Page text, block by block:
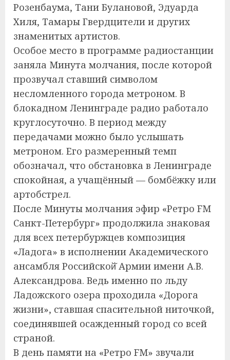
Розенбаума, Тани Булановой, Эдуарда
Хиля, Тамары Гвердцители и других
знаменитых артистов.
Особое место в программе радиостанции
заняла Минута молчания, после которой
прозвучал ставший символом
несломленного города метроном. В
блокадном Ленинграде радио работало
круглосуточно. В период между
передачами можно было услышать
метроном. Его размеренный темп
обозначал, что обстановка в Ленинграде
спокойная, а учащённый — бомбёжку или
артобстрел.
После Минуты молчания эфир «Ретро FM
Санкт-Петербург» продолжила знаковая
для всех петербуржцев композиция
«Ладога» в исполнении Академического
ансамбля Российской̆ Армии имени А.В.
Александрова. Ведь именно по льду
Ладожского озера проходила «Дорога
жизни», ставшая спасительной ниточкой,
соединявшей осажденный город со всей
страной.
В день памяти на «Ретро FM» звучали